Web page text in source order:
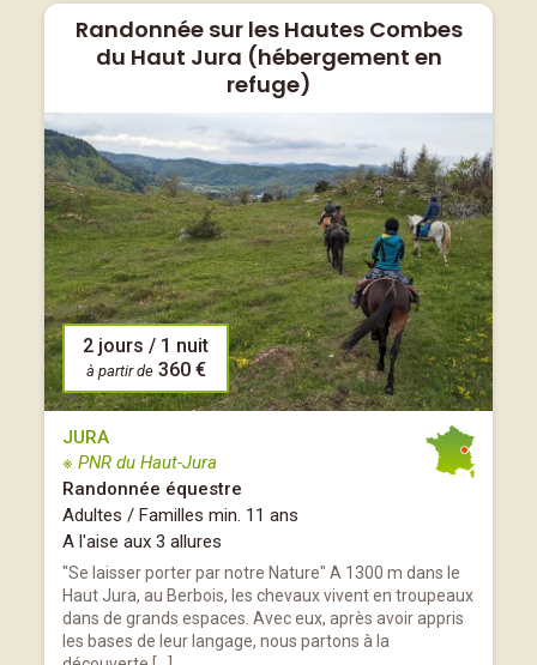
Randonnée sur les Hautes Combes
du Haut Jura (hébergement en
refuge)
2 jours / 1 nuit
à partir de 360 €
JURA
※ PNR du Haut-Jura
Randonnée équestre
Adultes / Familles min. 11 ans
A l'aise aux 3 allures
"Se laisser porter par notre Nature" A 1300 m dans le
Haut Jura, au Berbois, les chevaux vivent en troupeaux
dans de grands espaces. Avec eux, après avoir appris
les bases de leur langage, nous partons à la